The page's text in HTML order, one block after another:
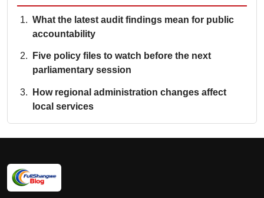
What the latest audit findings mean for public
accountability
Five policy files to watch before the next
parliamentary session
How regional administration changes affect
local services